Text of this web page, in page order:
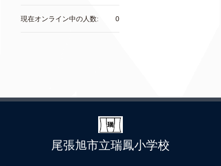
0
現在オンライン中の人数:
尾張旭市立瑞鳳小学校